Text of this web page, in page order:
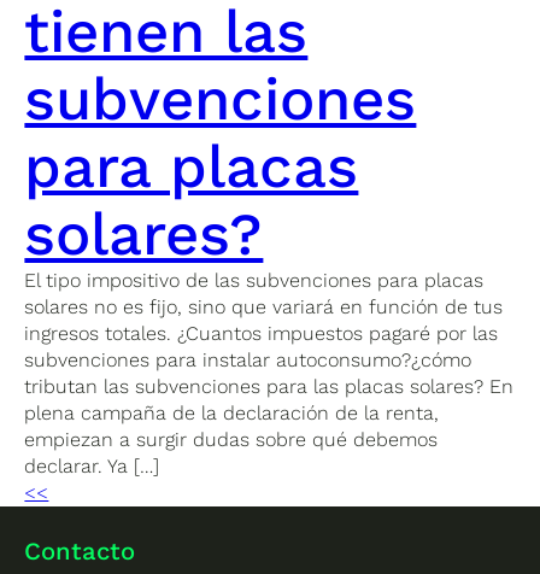
tienen las
subvenciones
para placas
solares?
El tipo impositivo de las subvenciones para placas
solares no es fijo, sino que variará en función de tus
ingresos totales. ¿Cuantos impuestos pagaré por las
subvenciones para instalar autoconsumo?¿cómo
tributan las subvenciones para las placas solares? En
plena campaña de la declaración de la renta,
empiezan a surgir dudas sobre qué debemos
declarar. Ya […]
<<
Contacto